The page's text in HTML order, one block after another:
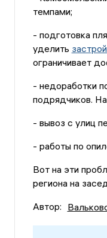
темпами;
- подготовка
уделить
ограничивает
- недоработки
подрядчиков.
- вывоз с улиц
- работы по
Вот на эти
региона на
Автор: